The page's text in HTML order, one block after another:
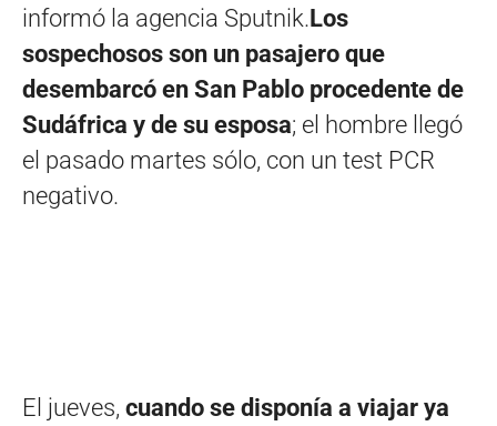
informó la agencia Sputnik.Los
sospechosos son un pasajero que
desembarcó en San Pablo procedente de
Sudáfrica y de su esposa; el hombre llegó
el pasado martes sólo, con un test PCR
negativo.
El jueves, cuando se disponía a viajar ya